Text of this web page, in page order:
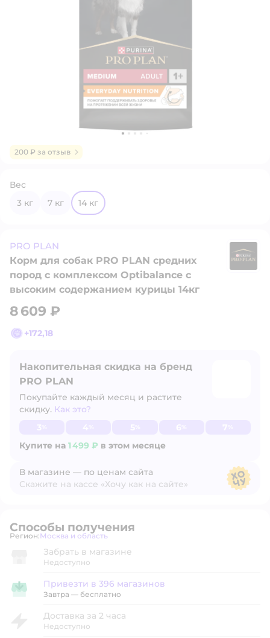
200 ₽ за отзыв
Вес
3 кг
7 кг 14 кг
PRO PLAN
Корм для собак PRO PLAN средних
пород с комплексом Optibalance с
высоким содержанием курицы 14кг
8 609 ₽
+172,18
Накопительная скидка на бренд
PRO PLAN
Покупайте каждый месяц и растите
скидку. Как это?
Купите на 1 499 ₽ в этом месяце
Узнать больше
В магазине — по ценам сайта
Скажите на кассе «Хочу как на сайте»
Способы получения
Регион: Выбор адреса доставки.
Москва и область
Забрать в магазине
Недоступно
Привезти в магазин
Привезти в 396 магазинов
Завтра — бесплатно
Доставка за 2 часа
Недоступно